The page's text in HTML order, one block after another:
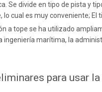
divide en tipo de pista y
cual es muy conveniente;
a tope se ha utilizado
marítima, la
para usar